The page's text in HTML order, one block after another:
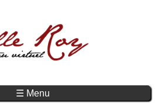
☰ Menu